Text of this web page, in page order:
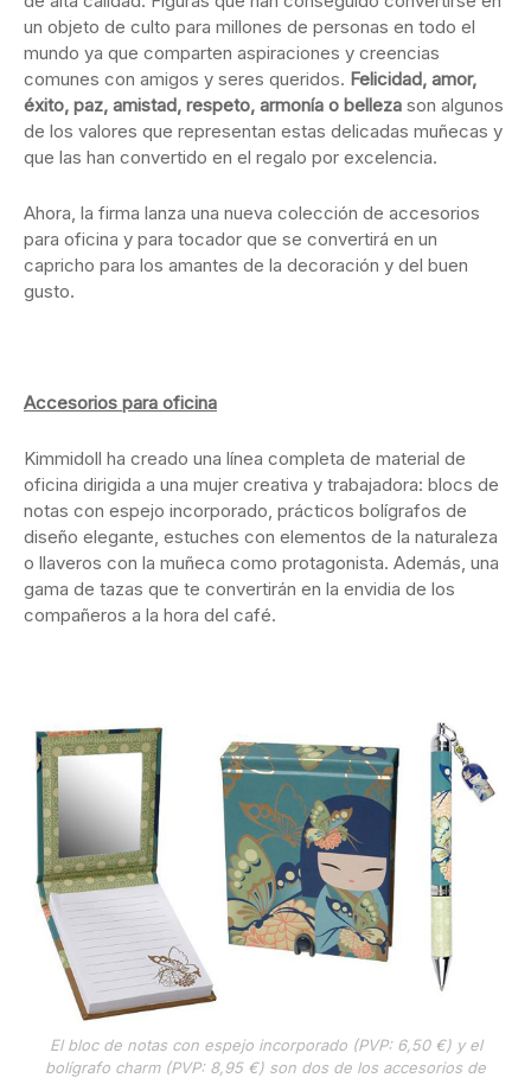
un objeto de culto para millones de personas en todo el
mundo ya que comparten aspiraciones y creencias
comunes con amigos y seres queridos. Felicidad, amor,
éxito, paz, amistad, respeto, armonía o belleza son algunos
de los valores que representan estas delicadas muñecas y
que las han convertido en el regalo por excelencia.
Ahora, la firma lanza una nueva colección de accesorios
para oficina y para tocador que se convertirá en un
capricho para los amantes de la decoración y del buen
gusto.
Accesorios para oficina
Kimmidoll ha creado una línea completa de material de
oficina dirigida a una mujer creativa y trabajadora: blocs de
notas con espejo incorporado, prácticos bolígrafos de
diseño elegante, estuches con elementos de la naturaleza
o llaveros con la muñeca como protagonista. Además, una
gama de tazas que te convertirán en la envidia de los
compañeros a la hora del café.
El bloc de notas con espejo incorporado (PVP: 6,50 €) y el
bolígrafo charm (PVP: 8,95 €) son dos de los accesorios de